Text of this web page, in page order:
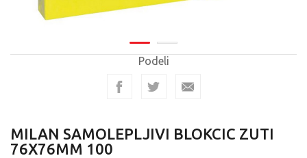
Podeli
MILAN SAMOLEPLJIVI BLOKCIC ZUTI
76X76MM 100